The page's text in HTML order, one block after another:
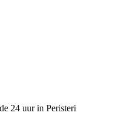
24 uur in Peristeri